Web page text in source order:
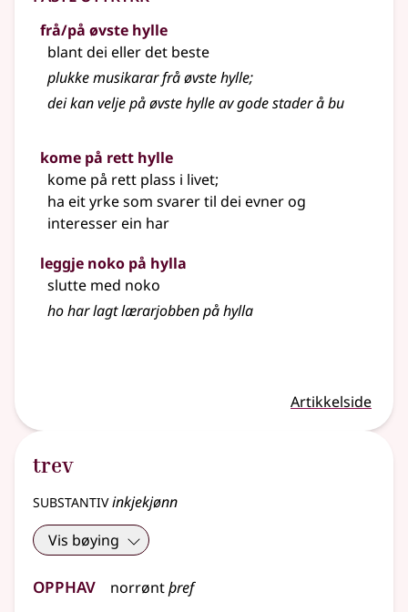
frå/på øvste hylle
blant dei eller det beste
plukke musikarar frå øvste hylle;
dei kan velje på øvste hylle av gode stader å bu
kome på rett hylle
kome på rett plass i livet;
ha eit yrke som svarer til dei evner og
interesser ein har
leggje noko på hylla
slutte med noko
ho har lagt lærarjobben på hylla
Artikkelside
trev
substantivinkjekjønn
Vis bøying
Opphav norrøntþref